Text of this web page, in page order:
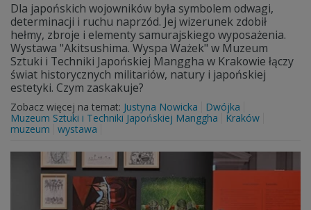
Dla japońskich wojowników była symbolem odwagi,
determinacji i ruchu naprzód. Jej wizerunek zdobił
hełmy, zbroje i elementy samurajskiego wyposażenia.
Wystawa "Akitsushima. Wyspa Ważek" w Muzeum
Sztuki i Techniki Japońskiej Manggha w Krakowie łączy
świat historycznych militariów, natury i japońskiej
estetyki. Czym zaskakuje?
Zobacz więcej na temat: Justyna Nowicka
Dwójka
Muzeum Sztuki i Techniki Japońskiej Manggha
Kraków
muzeum
wystawa